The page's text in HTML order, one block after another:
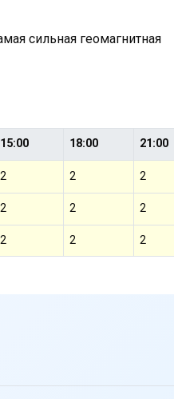
сильная геомагнитная
15:00 18:00 21:00
2 2 2
2 2 2
2 2 2